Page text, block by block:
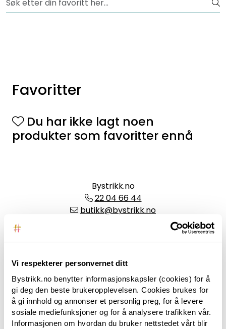
Vi respekterer personvernet ditt
Bystrikk.no benytter informasjonskapsler (cookies) for å
gi deg den beste brukeropplevelsen. Cookies brukes for
å gi innhold og annonser et personlig preg, for å levere
sosiale mediefunksjoner og for å analysere trafikken vår.
Informasjonen om hvordan du bruker nettstedet vårt blir
Skip to main contentFri frakt fra kr 1200,-
Favoritter
Du har ikke lagt noen
produkter som favoritter ennå
Bystrikk.no
22 04 66 44
butikk@bystrikk.no
Knitting Inna AS (Org nr 914 331 552)
Kjøpsvilkår
Fraktvilkår
Kontakt oss
Personvernerklæring
Garn
Tilbehør